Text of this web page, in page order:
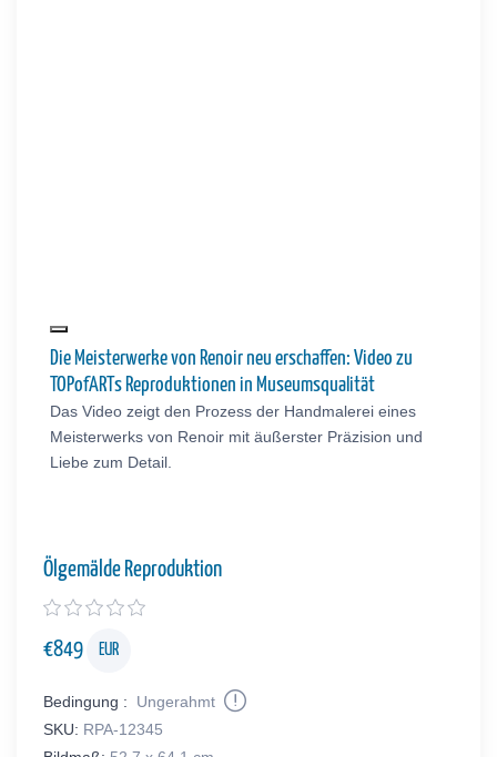
Die Meisterwerke von Renoir neu erschaffen: Video zu
TOPofARTs Reproduktionen in Museumsqualität
Das Video zeigt den Prozess der Handmalerei eines
Meisterwerks von Renoir mit äußerster Präzision und
Liebe zum Detail.
Ölgemälde Reproduktion
€849 EUR
Bedingung :
Ungerahmt
SKU: RPA-12345